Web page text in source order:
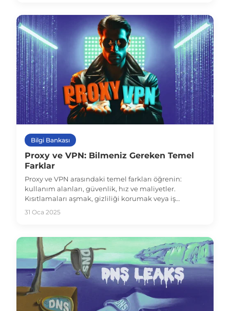
Bilgi Bankası
Proxy ve VPN: Bilmeniz Gereken Temel
Farklar
Proxy ve VPN arasındaki temel farkları öğrenin:
kullanım alanları, güvenlik, hız ve maliyetler.
Kısıtlamaları aşmak, gizliliği korumak veya iş
operasyonlarını geliştirmek için hangi aracın en iyi
31 Oca 2025